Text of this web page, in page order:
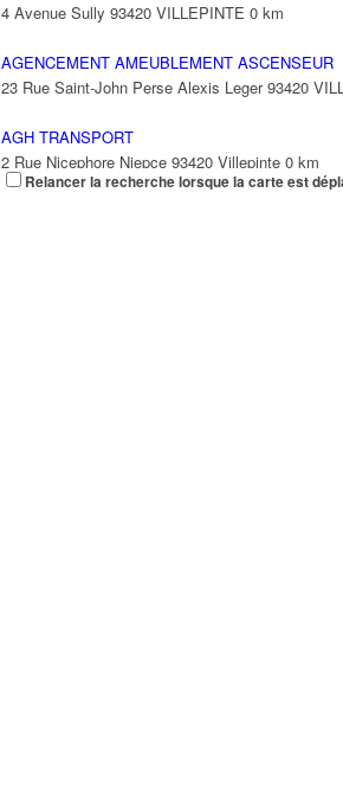
4 Avenue Sully 93420 VILLEPINTE 0 km
AGENCEMENT AMEUBLEMENT ASCENSEUR
23 Rue Saint-John Perse Alexis Leger 93420
AGH TRANSPORT
2 Rue Nicephore Niepce 93420 Villepinte 0 km
Relancer la recherche lorsque la carte est